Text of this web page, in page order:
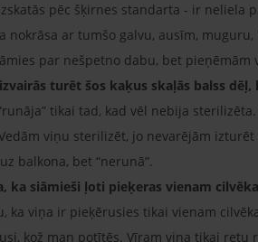
pēc šķirnes standarta - ir neliela
nokrāsa ar tumšo galvu, ausīm,
par nešpetno dabu, bet pieņēmām
turēt šos kaķus skaļās balss
tikai tad, kad vēl nebija
viņu sterilizēt, jo nevarējām
balkona, bet “nerunā”.
ka siāmieši ļoti pieķeras vienam
ka viņa ir pieķērusies tikai vienam
kož man potītēs. Vīram viņa tikai